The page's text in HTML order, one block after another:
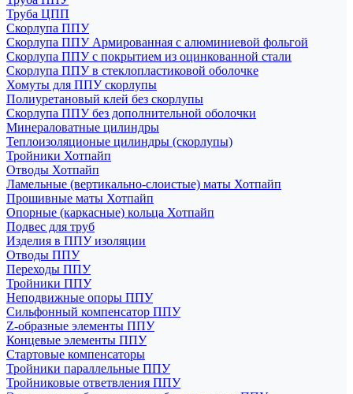
Труба ЦПП
Скорлупа ППУ
Скорлупа ППУ Армированная с алюминиевой фольгой
Скорлупа ППУ с покрытием из оцинкованной стали
Скорлупа ППУ в стеклопластиковой оболочке
Хомуты для ППУ скорлупы
Полиуретановый клей без скорлупы
Скорлупа ППУ без дополнительной оболочки
Минераловатные цилиндры
Теплоизоляционые цилиндры (скорлупы)
Тройники Хотпайп
Отводы Хотпайп
Ламельные (вертикально-слоистые) маты Хотпайп
Прошивные маты Хотпайп
Опорные (каркасные) кольца Хотпайп
Подвес для труб
Изделия в ППУ изоляции
Отводы ППУ
Переходы ППУ
Тройники ППУ
Неподвижные опоры ППУ
Cильфонный компенсатор ППУ
Z-образные элементы ППУ
Концевые элементы ППУ
Стартовые компенсаторы
Тройники параллельные ППУ
Тройниковые ответвления ППУ